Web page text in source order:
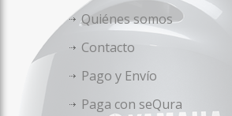
Quiénes somos
Contacto
Pago y Envío
Paga con seQura